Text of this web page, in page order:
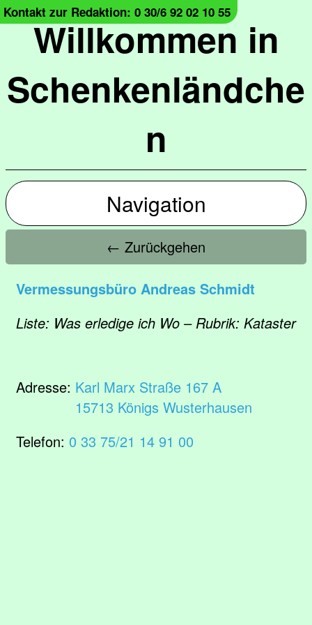
Willkommen in
Schenkenländche
n
Kontakt zur Redaktion: 0 30/6 92 02 10 55
Navigation
← Zurückgehen
Vermessungsbüro Andreas Schmidt
Liste: Was erledige ich Wo – Rubrik: Kataster
Adresse: Karl Marx Straße 167 A
15713 Königs Wusterhausen
Telefon: 0 33 75/21 14 91 00